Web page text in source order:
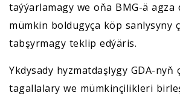
taýýarlamagy we oňa BMG-ä agza
mümkin boldugyça köp sanlysyny
tabşyrmagy teklip edýäris.
Ykdysady hyzmatdaşlygy GDA-nyň
tagallalary we mümkinçilikleri